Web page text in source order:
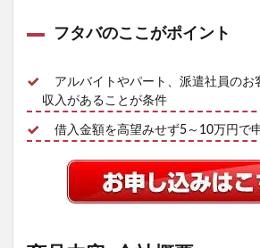
フタバのここがポイント
アルバイトやパート、派遣社員のお
収入があることが条件
借入金額を高望みせず5～10万円で